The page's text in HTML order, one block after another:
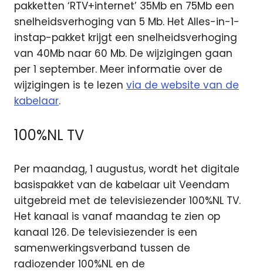
pakketten ‘RTV+internet’ 35Mb en 75Mb een
snelheidsverhoging van 5 Mb. Het Alles-in-1-
instap-pakket krijgt een snelheidsverhoging
van 40Mb naar 60 Mb. De wijzigingen gaan
per 1 september. Meer informatie over de
wijzigingen is te lezen via de website van de
kabelaar.
100%NL TV
Per maandag, 1 augustus, wordt het digitale
basispakket van de kabelaar uit Veendam
uitgebreid met de televisiezender 100%NL TV.
Het kanaal is vanaf maandag te zien op
kanaal 126. De televisiezender is een
samenwerkingsverband tussen de
radiozender 100%NL en de